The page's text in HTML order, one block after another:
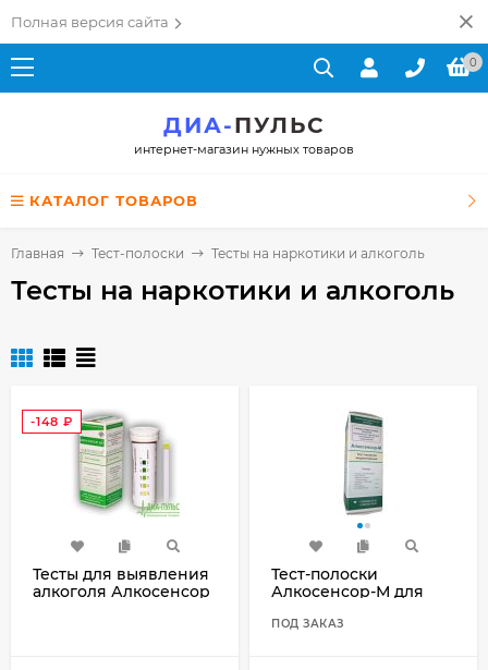
Полная версия сайта
0
ДИА-ПУЛЬС
интернет-магазин нужных товаров
КАТАЛОГ ТОВАРОВ
Главная Тест-полоски Тесты на наркотики и алкоголь
Тесты на наркотики и алкоголь
-148 ₽
Тесты для выявления
алкоголя Алкосенсор
Тест-полоски
Алкосенсор-М для
алкоголя в моче 25шт
ПОД ЗАКАЗ